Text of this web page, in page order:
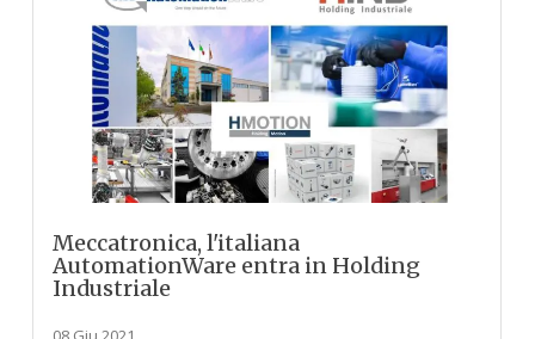
Meccatronica, l'italiana
AutomationWare entra in Holding
Industriale